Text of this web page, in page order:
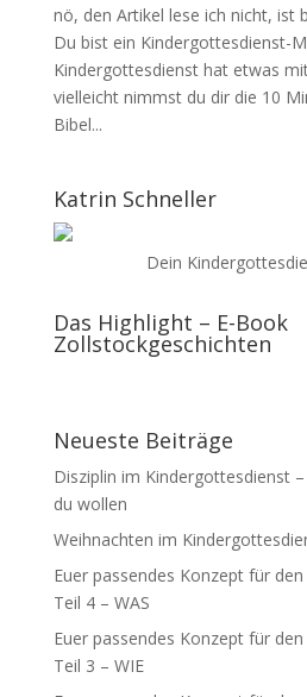
nö, den Artikel lese ich nicht, ist
Du bist ein Kindergottesdienst-
Kindergottesdienst hat etwas
vielleicht nimmst du dir die 10
Bibel...
Katrin Schneller
Dein
Das Highlight – E-Book
Zollstockgeschichten
Neueste Beiträge
Disziplin im Kindergottesdienst
du wollen
Weihnachten im
Euer passendes Konzept für
Teil 4 – WAS
Euer passendes Konzept für
Teil 3 – WIE